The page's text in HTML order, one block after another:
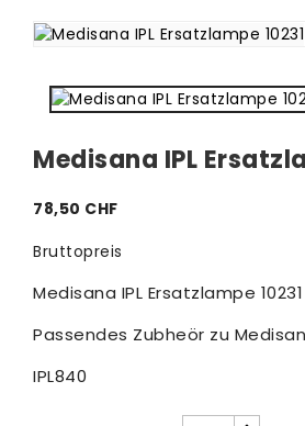
Medisana IPL
78,50 CHF
Bruttopreis
Medisana IPL Ersatzlampe 10231
Passendes Zubheör zu
IPL840